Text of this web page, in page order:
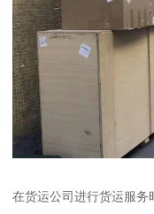
在货运公司进行货运服务